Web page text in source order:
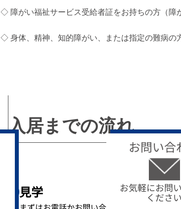
◇ 障がい福祉サービス受給者証をお持ちの方（障
◇ 身体、精神、知的障がい、または指定の難病の
入居までの流れ
見学
お問い合
お気軽にお問
ください